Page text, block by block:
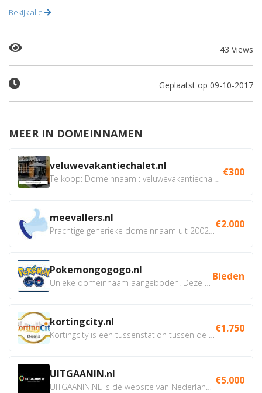
Bekijk alle
43 Views
Geplaatst op 09-10-2017
MEER IN DOMEINNAMEN
veluwevakantiechalet.nl €300
meevallers.nl €2.000
Pokemongogogo.nl Bieden
kortingcity.nl €1.750
UITGAANIN.nl €5.000